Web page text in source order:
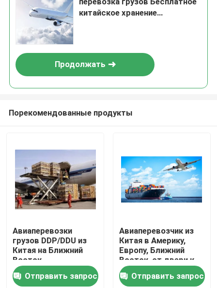
Продукты
Видеозаписи
китайское хранение
Продолжать
Порекомендованные продукты
Авиаперевозки
грузов DDP/DDU из
Китая на Ближний
Восток
Отправить запрос
Авиаперевозчик из
Китая в Америку,
Европу, Ближний
Восток, от двери к
двери
Отправить запрос